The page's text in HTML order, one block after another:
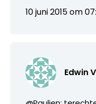
10 juni 2015 om
Edwin